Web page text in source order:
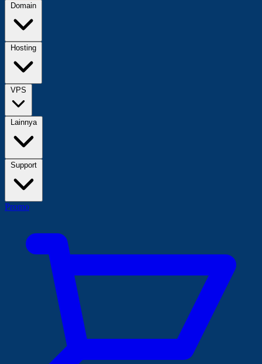
Domain
Hosting
VPS
Lainnya
Support
Promo